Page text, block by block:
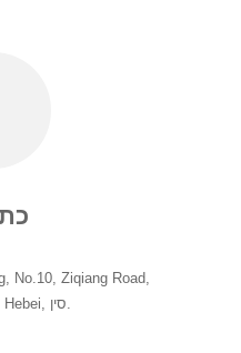
No.10, Ziqiang Road,